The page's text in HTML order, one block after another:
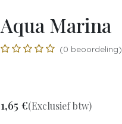
Aqua Marina
(0 beoordeling)
1,65 €(Exclusief btw)